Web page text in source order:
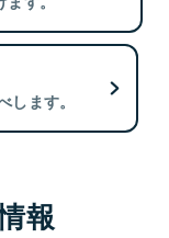
ます。
報